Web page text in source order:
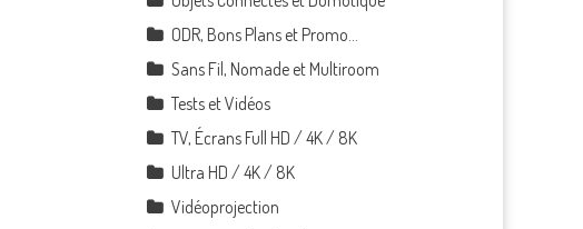
ODR, Bons Plans et Promo…
Sans Fil, Nomade et Multiroom
Tests et Vidéos
TV, Écrans Full HD / 4K / 8K
Ultra HD / 4K / 8K
Vidéoprojection